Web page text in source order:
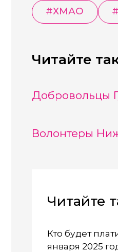
#ХМАО
Читайте
Добровольцы
Волонтеры
Читайте
Кто будет
января 2025